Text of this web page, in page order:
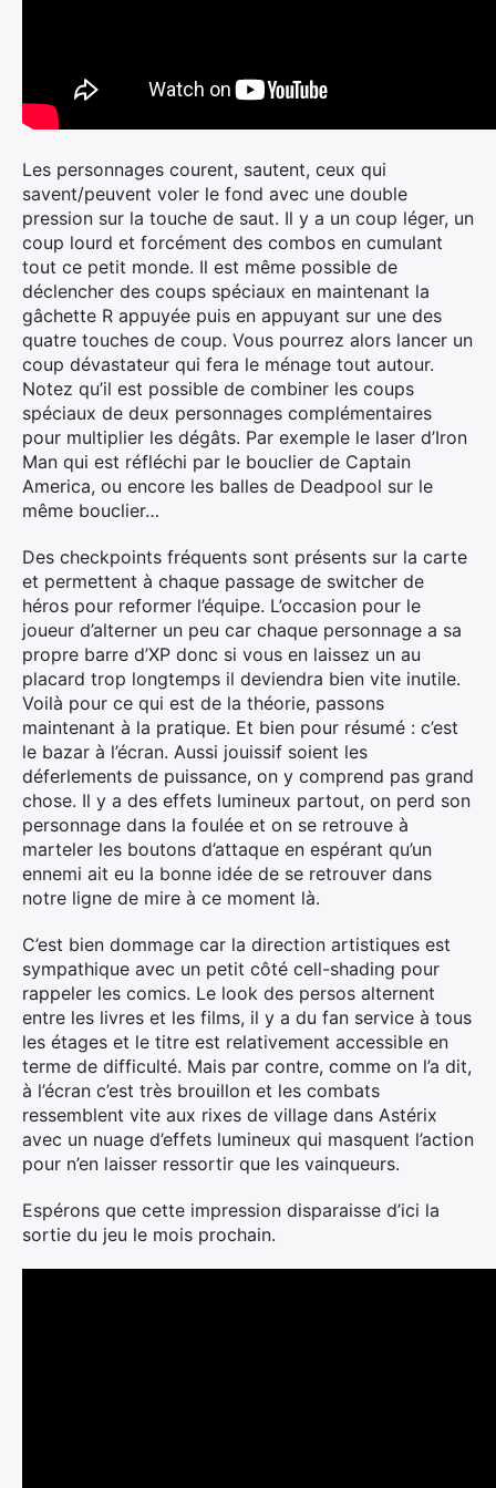
Les personnages courent, sautent, ceux qui
savent/peuvent voler le fond avec une double
pression sur la touche de saut. Il y a un coup léger, un
coup lourd et forcément des combos en cumulant
tout ce petit monde. Il est même possible de
déclencher des coups spéciaux en maintenant la
gâchette R appuyée puis en appuyant sur une des
quatre touches de coup. Vous pourrez alors lancer un
coup dévastateur qui fera le ménage tout autour.
Notez qu’il est possible de combiner les coups
spéciaux de deux personnages complémentaires
pour multiplier les dégâts. Par exemple le laser d’Iron
Man qui est réfléchi par le bouclier de Captain
America, ou encore les balles de Deadpool sur le
même bouclier…
Des checkpoints fréquents sont présents sur la carte
et permettent à chaque passage de switcher de
héros pour reformer l’équipe. L’occasion pour le
joueur d’alterner un peu car chaque personnage a sa
propre barre d’XP donc si vous en laissez un au
placard trop longtemps il deviendra bien vite inutile.
Voilà pour ce qui est de la théorie, passons
maintenant à la pratique. Et bien pour résumé : c’est
le bazar à l’écran. Aussi jouissif soient les
déferlements de puissance, on y comprend pas grand
chose. Il y a des effets lumineux partout, on perd son
personnage dans la foulée et on se retrouve à
marteler les boutons d’attaque en espérant qu’un
ennemi ait eu la bonne idée de se retrouver dans
notre ligne de mire à ce moment là.
C’est bien dommage car la direction artistiques est
sympathique avec un petit côté cell-shading pour
rappeler les comics. Le look des persos alternent
entre les livres et les films, il y a du fan service à tous
les étages et le titre est relativement accessible en
terme de difficulté. Mais par contre, comme on l’a dit,
à l’écran c’est très brouillon et les combats
ressemblent vite aux rixes de village dans Astérix
avec un nuage d’effets lumineux qui masquent l’action
pour n’en laisser ressortir que les vainqueurs.
Espérons que cette impression disparaisse d’ici la
sortie du jeu le mois prochain.